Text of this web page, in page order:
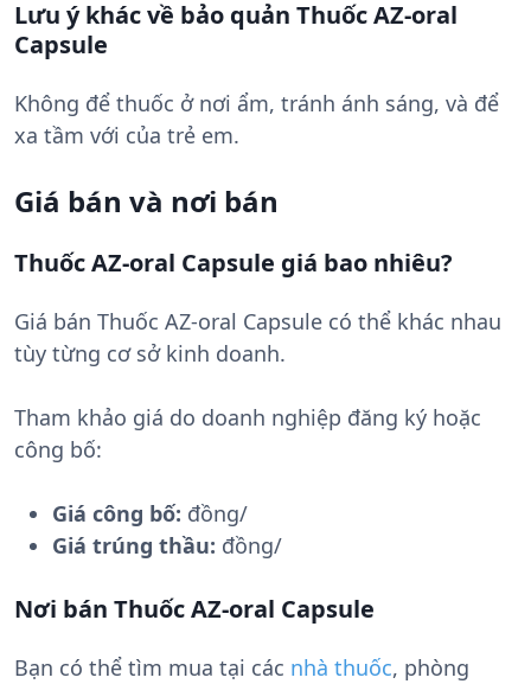
Lưu ý khác về bảo quản Thuốc AZ-oral
Capsule
Không để thuốc ở nơi ẩm, tránh ánh sáng, và để
xa tầm với của trẻ em.
Giá bán và nơi bán
Thuốc AZ-oral Capsule giá bao nhiêu?
Giá bán Thuốc AZ-oral Capsule có thể khác nhau
tùy từng cơ sở kinh doanh.
Tham khảo giá do doanh nghiệp đăng ký hoặc
công bố:
Giá công bố: đồng/
Giá trúng thầu: đồng/
Nơi bán Thuốc AZ-oral Capsule
Bạn có thể tìm mua tại các nhà thuốc, phòng